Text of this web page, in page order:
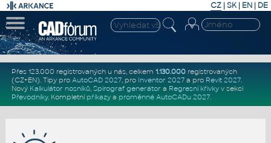
CZ | SK| EN | DE
Přes 123.000 registrovaných u nás, celkem 1.130.000registrovaných
(CZ+EN). Tipy pro AutoCAD 2027, pro Inventor 2027a pro Revit 2027.
Nový Kalkulátor nosníků, Spirograf generátor a Regresní křivkyv sekci
Převodníky. Kompletní příkazya proměnné AutoCADu 2027.